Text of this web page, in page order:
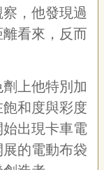
，他發現過
看來，反而
上他特別加
和度與彩度
始出現卡車電
的電動布袋